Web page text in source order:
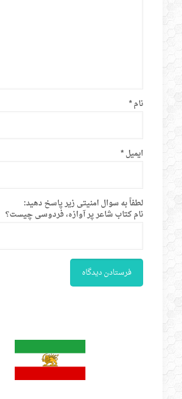
نام*
ایمیل*
لطفاً به سوال امنیتی زیر پاسخ دهید:
نام کتاب شاعر پر آوازه، فردوسی چیست؟